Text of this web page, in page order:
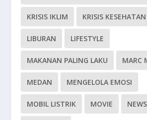
KRISIS IKLIM KRISIS
LIBURAN LIFESTYLE
MAKANAN PALING LAKU MARC
MEDAN MENGELOLA EMOSI
MOBIL LISTRIK MOVIE NEWS